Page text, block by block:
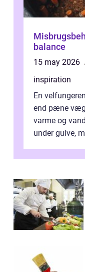
Misbrugsbehandling
balance
15 may 2026
inspiration
En
end pæne
varme og
under gulve,